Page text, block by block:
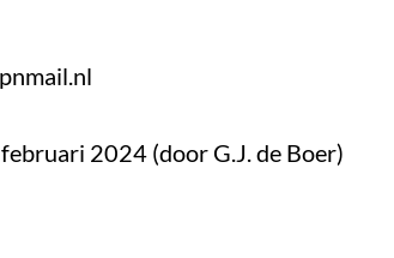
2024 (door G.J. de Boer)